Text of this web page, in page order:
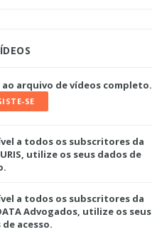
ao arquivo de vídeos completo.
SE
a todos os subscritores da
utilize os seus dados de
a todos os subscritores da
Advogados, utilize os seus
acesso.